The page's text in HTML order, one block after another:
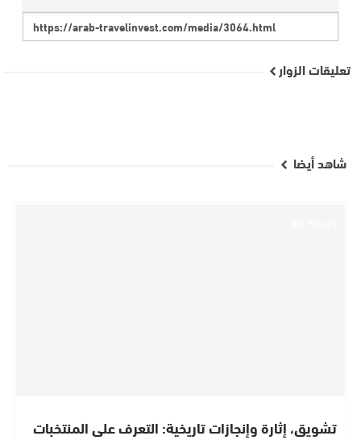
تعليقات الزوار
شاهد أيضا
تشويق، إثارة وإنجازات تاريخية: التعرف على المنتخبات